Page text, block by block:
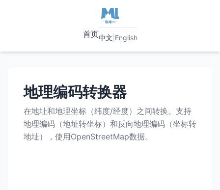
首页中文| English
地理编码转换器
在地址和地理坐标（纬度/经度）之间转换。支持
地理编码（地址转坐标）和反向地理编码（坐标转
地址），使用OpenStreetMap数据。